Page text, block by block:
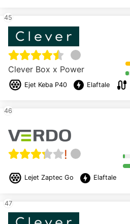
45
Clever Box x Power
Ejet Keba P40 offline_bolt Elaftale cable
46
!
Lejet Zaptec Go offline_bolt Elaftale
47